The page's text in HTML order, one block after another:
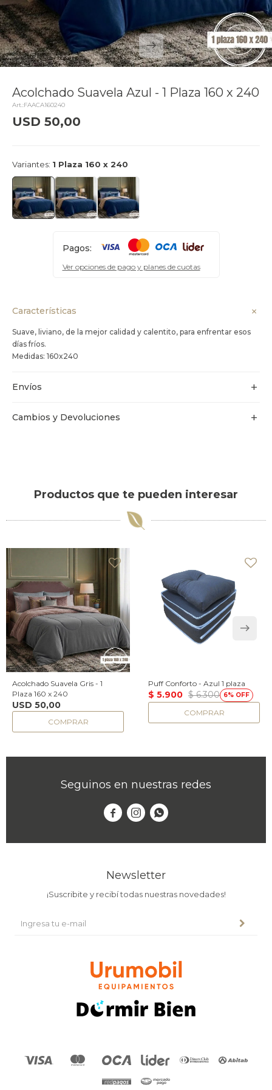
Acolchado Suavela Azul - 1 Plaza 160 x 240
FAACA160240
USD 50,00
Variantes: 1 Plaza 160 x 240
Pagos:
Ver opciones de pago y planes de cuotas
Características
Suave, liviano, de la mejor calidad y calentito, para enfrentar esos
días fríos.
Medidas: 160x240
Envíos
Cambios y Devoluciones
Productos que te pueden interesar
Acolchado Suavela Gris - 1
Plaza 160 x 240
USD 50,00
Puff Conforto - Azul 1 plaza
$ 5.900 $ 6.300 6
Seguinos en nuestras redes
  
Newsletter
¡Suscribite y recibí todas nuestras novedades!